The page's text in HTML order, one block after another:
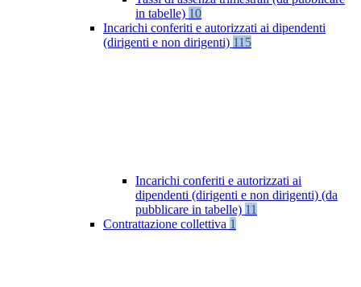
in tabelle) 10
Incarichi conferiti e autorizzati ai dipendenti
(dirigenti e non dirigenti) 115
Incarichi conferiti e autorizzati ai
dipendenti (dirigenti e non dirigenti) (da
pubblicare in tabelle) 11
Contrattazione collettiva 1